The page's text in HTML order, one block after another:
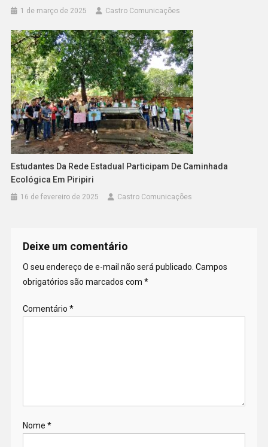
1 de março de 2025 Castro Comunicações
Estudantes Da Rede Estadual Participam De Caminhada
Ecológica Em Piripiri
16 de fevereiro de 2025 Castro Comunicações
Deixe um comentário
O seu endereço de e-mail não será publicado. Campos
obrigatórios são marcados com *
Comentário *
Nome *